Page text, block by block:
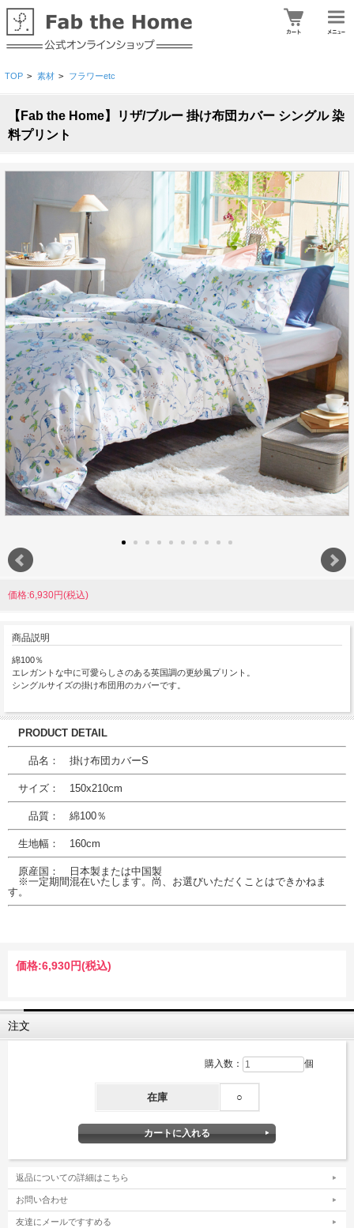
TOP > 素材 > フラワーetc
【Fab the Home】リザ/ブルー 掛け布団カバー シングル 染
料プリント
価格:6,930円(税込)
商品説明
綿100％
エレガントな中に可愛らしさのある英国調の更紗風プリント。
シングルサイズの掛け布団用のカバーです。
PRODUCT DETAIL
品名： 掛け布団カバーS
サイズ： 150x210cm
品質： 綿100％
生地幅： 160cm
原産国： 日本製または中国製
※一定期間混在いたします。尚、お選びいただくことはできかねま
す。
価格:6,930円(税込)
注文
購入数： 個
在庫 ○
返品についての詳細はこちら
お問い合わせ
友達にメールですすめる